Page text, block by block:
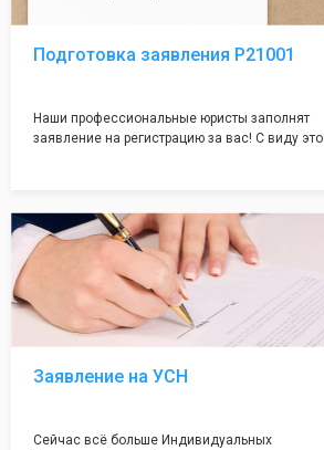
Подготовка заявления Р21001
Наши профессиональные юристы заполнят
заявление на регистрацию за вас! С виду это
чтобы не случилось казуса, мы возьмем все
сложности на себя и наши юристы с
многолетним опытом работы оформят всё
без ошибок и дадут гарантию на 100%
регистрацию!
Заявление на УСН
Сейчас всё больше Индивидуальных